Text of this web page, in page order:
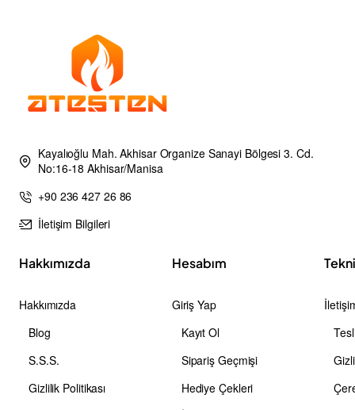
Kayalıoğlu Mah. Akhisar Organize Sanayi Bölgesi 3. Cd.
No:16-18 Akhisar/Manisa
+90 236 427 26 86
İletişim Bilgileri
Hakkımızda
Hakkımızda
Blog
S.S.S.
Gizlilik Politikası
Hesabım
Giriş Yap
Kayıt Ol
Sipariş Geçmişi
Hediye Çekleri